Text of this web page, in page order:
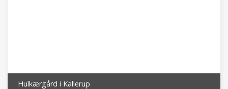
Hulkærgård i Kallerup